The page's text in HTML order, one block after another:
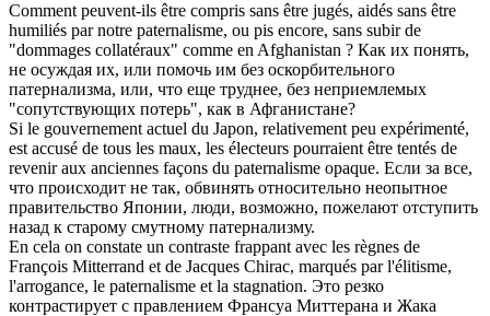
Comment peuvent-ils être compris sans être jugés, aidés sans être
humiliés par notre paternalisme, ou pis encore, sans subir de
"dommages collatéraux" comme en Afghanistan ? Как их понять,
не осуждая их, или помочь им без оскорбительного
патернализма, или, что еще труднее, без неприемлемых
"сопутствующих потерь", как в Афганистане?
Si le gouvernement actuel du Japon, relativement peu expérimenté,
est accusé de tous les maux, les électeurs pourraient être tentés de
revenir aux anciennes façons du paternalisme opaque. Если за все,
что происходит не так, обвинять относительно неопытное
правительство Японии, люди, возможно, пожелают отступить
назад к старому смутному патернализму.
En cela on constate un contraste frappant avec les règnes de
François Mitterrand et de Jacques Chirac, marqués par l'élitisme,
l'arrogance, le paternalisme et la stagnation. Это резко
контрастирует с правлением Франсуа Миттерана и Жака